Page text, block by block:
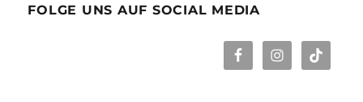
FOLGE UNS AUF SOCIAL MEDIA